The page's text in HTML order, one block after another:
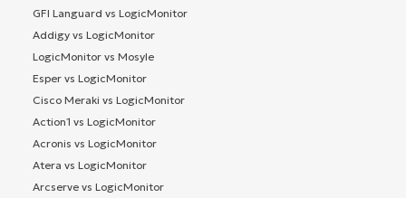
GFI Languard vs LogicMonitor
Addigy vs LogicMonitor
LogicMonitor vs Mosyle
Esper vs LogicMonitor
Cisco Meraki vs LogicMonitor
Action1 vs LogicMonitor
Acronis vs LogicMonitor
Atera vs LogicMonitor
Arcserve vs LogicMonitor